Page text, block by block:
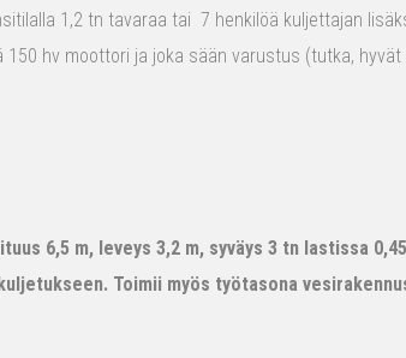
1,2 tn tavaraa tai 7 henkilöä kuljettajan
hv moottori ja joka sään varustus (tutka,
6,5 m, leveys 3,2 m, syväys 3 tn lastissa
Toimii myös työtasona